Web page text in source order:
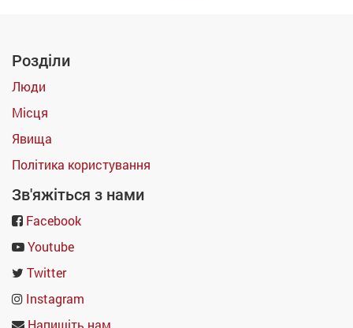
Розділи
Люди
Місця
Явища
Політика користування
Зв'яжіться з нами
Facebook
Youtube
Twitter
Instagram
Напишіть нам